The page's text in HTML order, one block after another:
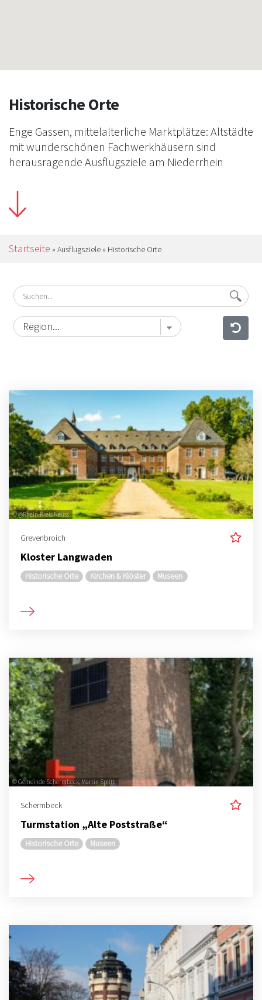
Historische Orte
Enge Gassen, mittelalterliche Marktplätze: Altstädte
mit wunderschönen Fachwerkhäusern sind
herausragende Ausflugsziele am Niederrhein
Startseite » Ausflugsziele » Historische Orte
© @Rhein-Kreis Neuss
Grevenbroich
Kloster Langwaden
Historische Orte Kirchen & Klöster Museen
© Gemeinde Schermbeck, Martin Splitt
Schermbeck
Turmstation „Alte Poststraße“
Historische Orte Museen